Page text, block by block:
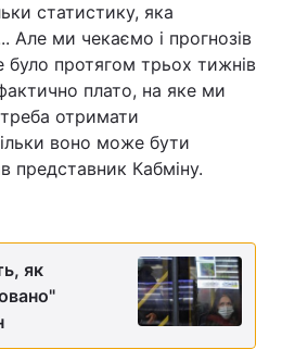
статистику, яка
Але ми чекаємо і прогнозів
було протягом трьох тижнів
плато, на яке ми
отримати
воно може бути
представник Кабміну.
як